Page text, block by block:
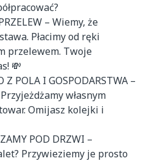
– Wiemy, że
Płacimy od ręki
przelewem. Twoje
💸
Z POLA I GOSPODARSTWA –
własnym
Omijasz kolejki i
POD DRZWI –
Przywieziemy je prosto